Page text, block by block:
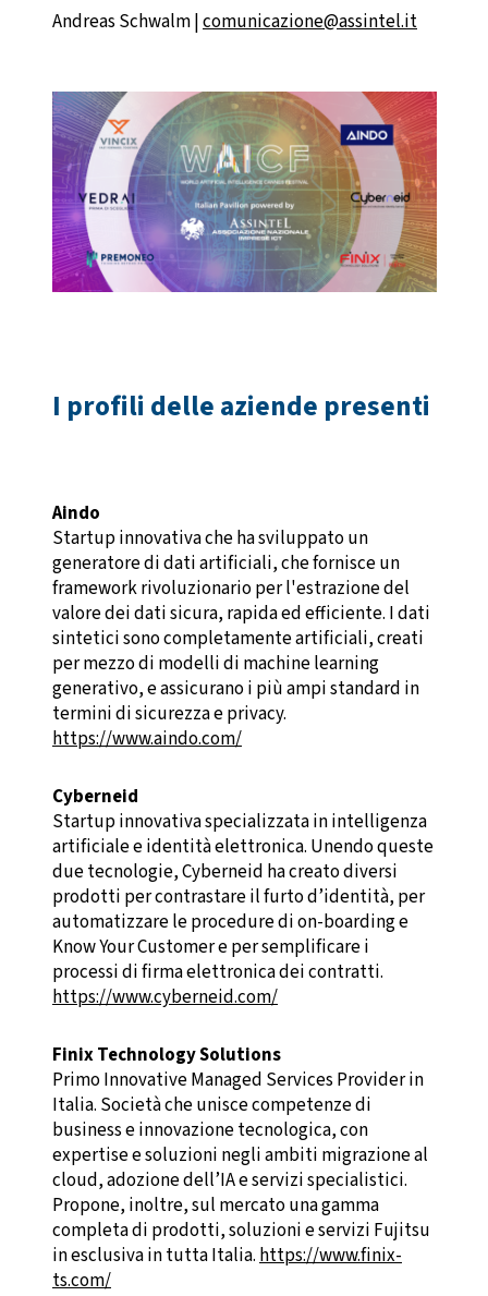
Andreas Schwalm |comunicazione@assintel.it
I profili delle aziende presenti
Aindo
Startup innovativa che ha sviluppato un
generatore di dati artificiali, che fornisce un
framework rivoluzionario per l'estrazione del
valore dei dati sicura, rapida ed efficiente. I dati
sintetici sono completamente artificiali, creati
per mezzo di modelli di machine learning
generativo, e assicurano i più ampi standard in
termini di sicurezza e privacy.
https://www.aindo.com/
Cyberneid
Startup innovativa specializzata in intelligenza
artificiale e identità elettronica. Unendo queste
due tecnologie, Cyberneid ha creato diversi
prodotti per contrastare il furto d’identità, per
automatizzare le procedure di on-boarding e
Know Your Customer e per semplificare i
processi di firma elettronica dei contratti.
https://www.cyberneid.com/
Finix Technology Solutions
Primo Innovative Managed Services Provider in
Italia. Società che unisce competenze di
business e innovazione tecnologica, con
expertise e soluzioni negli ambiti migrazione al
cloud, adozione dell’IA e servizi specialistici.
Propone, inoltre, sul mercato una gamma
completa di prodotti, soluzioni e servizi Fujitsu
in esclusiva in tutta Italia.https://www.finix-
ts.com/